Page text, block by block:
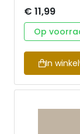
Prevost
kunnen we
waarom zijn
veelzeggend
zijn
Nederland
een eerste
en zijn
€ 11,99
Op
In